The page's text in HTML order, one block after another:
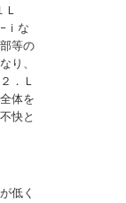
Ｌ
ｉな
等の
り、
．Ｌ
体を
快と
低く